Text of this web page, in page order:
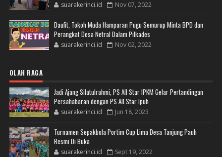
suarakerinci.id Nov 07, 2022
Daufit, Tokoh Muda Hamparan Pugu Semurup Minta BPD dan
Perangkat Desa Netral Dalam Pilkades
suarakerinci.id Nov 02, 2022
OLAH RAGA
Jadi Ajang Silatulrahmi, PS All Star IPKM Gelar Pertandingan
Persahabaran dengan PS All Star Ipuh
suarakerinci.id Jun 18, 2023
Turnamen Sepakbola Portim Cup Lima Desa Tanjung Pauh
Resmi Di Buka
suarakerinci.id Sept 19, 2022